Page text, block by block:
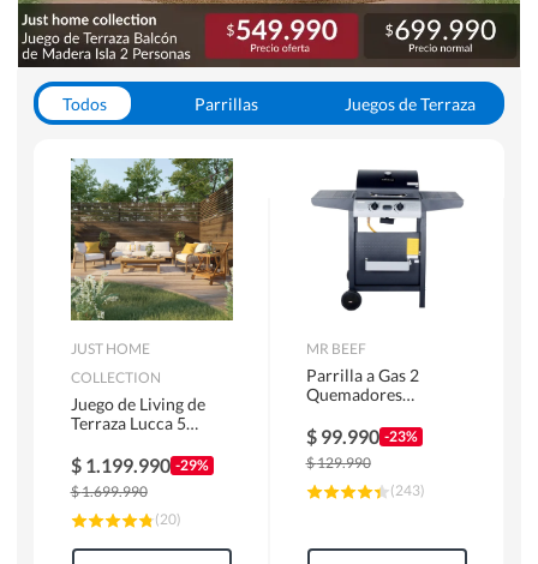
Todos Parrillas
Juegos de Terraza
JUST HOME
COLLECTION
Juego de Living de
Terraza Lucca 5
$ 1.199.990 -29%
$1.699.990
(20)
MR BEEF
Parrilla a Gas 2
Quemadores
$ 99.990 -23%
$129.990
(243)